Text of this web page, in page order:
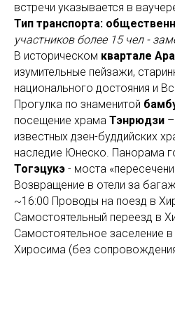
встречи указывается в
Тип транспорта:
участников более 15 чел -
В историческом квартале
изумительные пейзажи,
национального достояния и
Прогулка по знаменитой
посещение храма Тэнрюдзи
известных дзен-буддийских
наследие Юнеско. Панорама
Тогэцукэ - моста
Возвращение в отели за
~16:00 Проводы на поезд в
Самостоятельный переезд в
Самостоятельное заселение
Хиросима (без